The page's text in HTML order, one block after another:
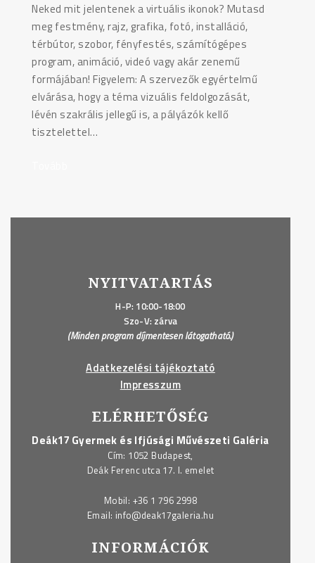
Neked mit jelentenek a virtuális ikonok? Mutasd
meg festmény, rajz, grafika, fotó, installáció,
térbútor, szobor, fényfestés, számítógépes
program, animáció, videó vagy akár zenemű
formájában! Figyelem: A szervezők egyértelmű
elvárása, hogy a téma vizuális feldolgozását,
lévén szakrális jellegű is, a pályázók kellő
tisztelettel…
–
NYITVATARTÁS
H-P: 10:00-18:00
Szo-V: zárva
(Minden program díjmentesen látogatható.)
Adatkezelési tájékoztató
Impresszum
ELÉRHETŐSÉG
Deák17 Gyermek és Ifjúsági Művészeti Galéria
Cím: 1052 Budapest,
Deák Ferenc utca 17. I. emelet
Mobil: +36 1 796 2998
Email: info@deak17galeria.hu
INFORMÁCIÓK